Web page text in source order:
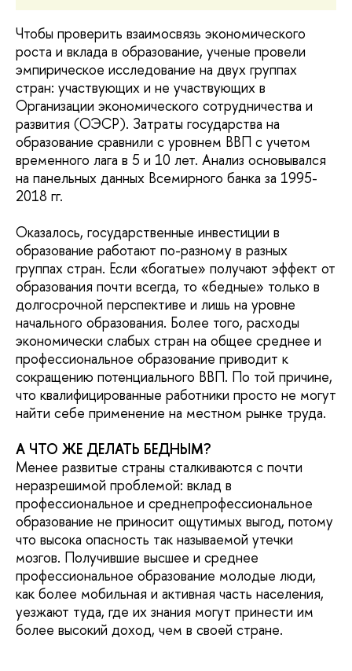
Чтобы проверить взаимосвязь экономического
роста и вклада в образование, ученые провели
эмпирическое исследование на двух группах
стран: участвующих и не участвующих в
Организации экономического сотрудничества и
развития (ОЭСР). Затраты государства на
образование сравнили с уровнем ВВП с учетом
временного лага в 5 и 10 лет. Анализ основывался
на панельных данных Всемирного банка за 1995-
2018 гг.
Оказалось, государственные инвестиции в
образование работают по-разному в разных
группах стран. Если «богатые» получают эффект от
образования почти всегда, то «бедные» только в
долгосрочной перспективе и лишь на уровне
начального образования. Более того, расходы
экономически слабых стран на общее среднее и
профессиональное образование приводит к
сокращению потенциального ВВП. По той причине,
что квалифицированные работники просто не могут
найти себе применение на местном рынке труда.
А ЧТО ЖЕ ДЕЛАТЬ БЕДНЫМ?
Менее развитые страны сталкиваются с почти
неразрешимой проблемой: вклад в
профессиональное и среднепрофессиональное
образование не приносит ощутимых выгод, потому
что высока опасность так называемой утечки
мозгов. Получившие высшее и среднее
профессиональное образование молодые люди,
как более мобильная и активная часть населения,
уезжают туда, где их знания могут принести им
более высокий доход, чем в своей стране.